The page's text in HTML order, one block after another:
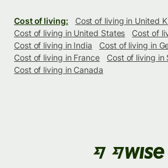
Cost of living:
Cost of living in United
Cost of living in United States
Cost of
Cost of living in India
Cost of living in
Cost of living in France
Cost of living in
Cost of living in Canada